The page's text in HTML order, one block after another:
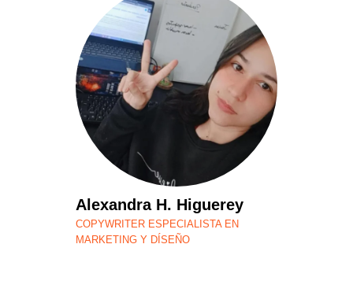
Alexandra H. Higuerey
COPYWRITER ESPECIALISTA EN
MARKETING Y DÍSEÑO